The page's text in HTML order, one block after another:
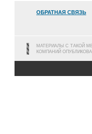
ОБРАТНАЯ СВЯЗЬ
МАТЕРИАЛЫ С ТАКОЙ
КОМПАНИЙ